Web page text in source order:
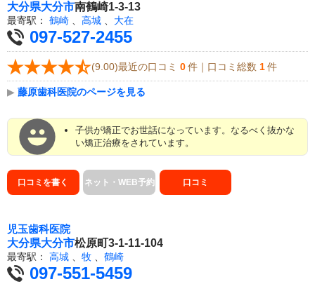
大分県大分市南鶴崎1-3-13
最寄駅： 鶴崎 、 高城 、 大在
097-527-2455
(9.00)最近の口コミ 0 件｜口コミ総数 1 件
▶ 藤原歯科医院のページを見る
子供が矯正でお世話になっています。なるべく抜かな
い矯正治療をされています。
口コミを書く ネット・WEB予約 口コミ
児玉歯科医院
大分県大分市松原町3-1-11-104
最寄駅： 高城 牧 鶴崎
097-551-5459